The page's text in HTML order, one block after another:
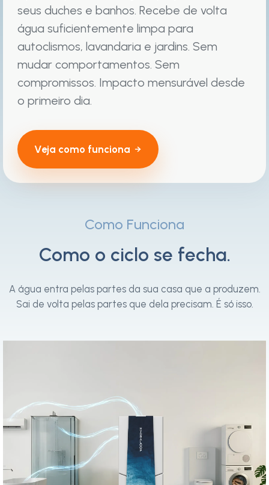
seus duches e banhos. Recebe de volta
água suficientemente limpa para
autoclismos, lavandaria e jardins. Sem
mudar comportamentos. Sem
compromissos. Impacto mensurável desde
o primeiro dia.
Veja como funciona
Como Funciona
Como o ciclo se fecha.
A água entra pelas partes da sua casa que a produzem.
Sai de volta pelas partes que dela precisam. É só isso.